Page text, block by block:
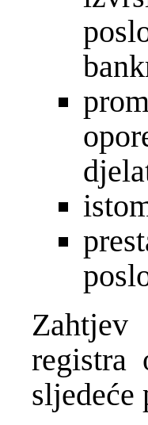
registra
sljedeće